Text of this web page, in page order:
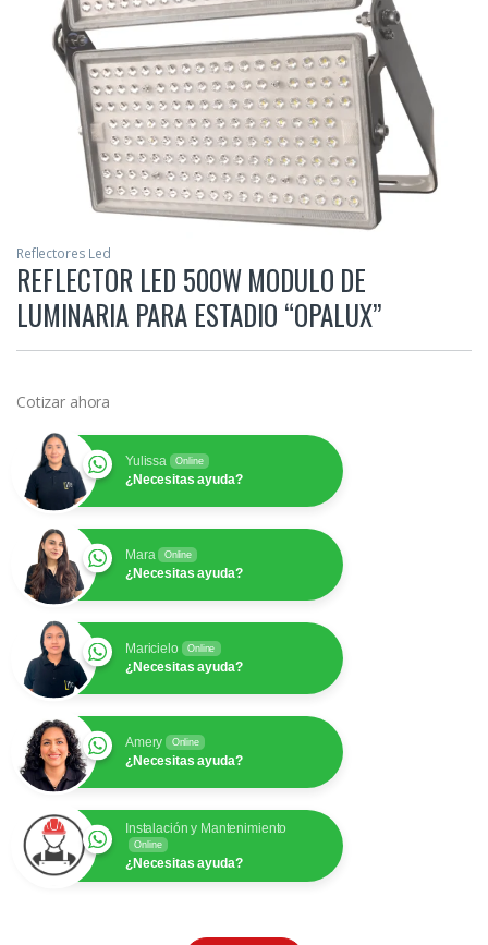
Reflectores Led
REFLECTOR LED 500W MODULO DE
LUMINARIA PARA ESTADIO “OPALUX”
Cotizar ahora
Yulissa Online
¿Necesitas ayuda?
Mara Online
¿Necesitas ayuda?
Maricielo Online
¿Necesitas ayuda?
Amery Online
¿Necesitas ayuda?
Instalación y Mantenimiento
Online
¿Necesitas ayuda?